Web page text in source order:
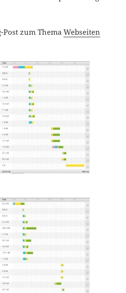
Post zum ThemaWebseiten